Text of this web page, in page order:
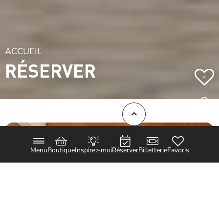
MenuBoutiqueInspirez-moiRéserverBilletterieFavoris
ACCUEIL
RÉSERVER +